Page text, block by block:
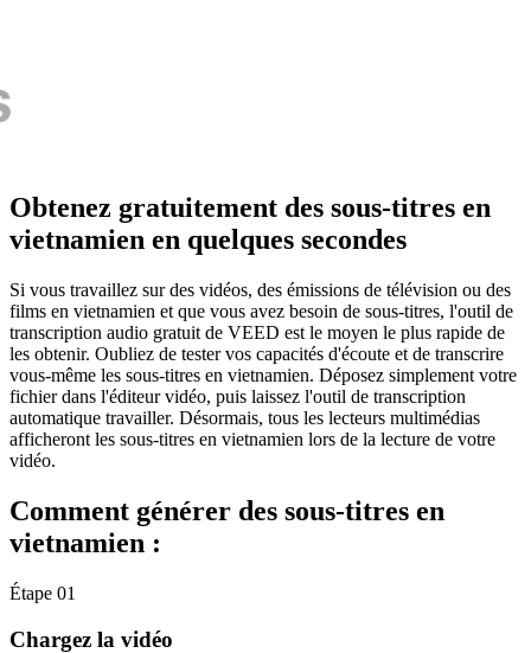
Obtenez gratuitement des sous-titres en
vietnamien en quelques secondes
Si vous travaillez sur des vidéos, des émissions de télévision ou des
films en vietnamien et que vous avez besoin de sous-titres, l'outil de
transcription audio gratuit de VEED est le moyen le plus rapide de
les obtenir. Oubliez de tester vos capacités d'écoute et de transcrire
vous-même les sous-titres en vietnamien. Déposez simplement votre
fichier dans l'éditeur vidéo, puis laissez l'outil de transcription
automatique travailler. Désormais, tous les lecteurs multimédias
afficheront les sous-titres en vietnamien lors de la lecture de votre
vidéo.
Comment générer des sous-titres en
vietnamien :
Étape 01
Chargez la vidéo